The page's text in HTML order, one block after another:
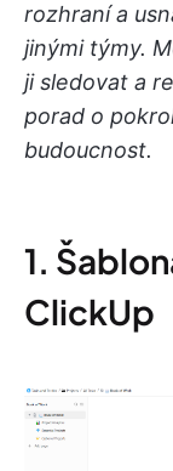
rozhraní a
jinými týmy.
ji sledovat a
porad o
budoucnost.
1.
ClickUp